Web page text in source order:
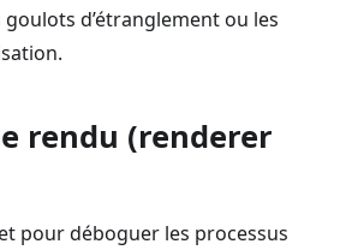
d’étranglement ou les
rendu (renderer
pour déboguer les processus